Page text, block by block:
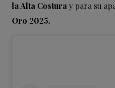
la Alta Costura y para su
Oro 2025.